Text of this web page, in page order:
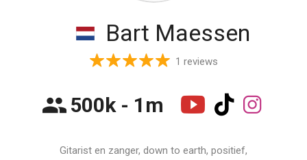
Bart Maessen
1 reviews
500k - 1m
Gitarist en zanger, down to earth, positief,